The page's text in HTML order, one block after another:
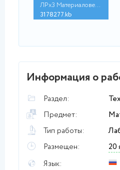
ЛРх3 Материаловедени...
3178277.kb
Информация о
Раздел:
Предмет:
Тип работы:
Размещен:
20
Язык: